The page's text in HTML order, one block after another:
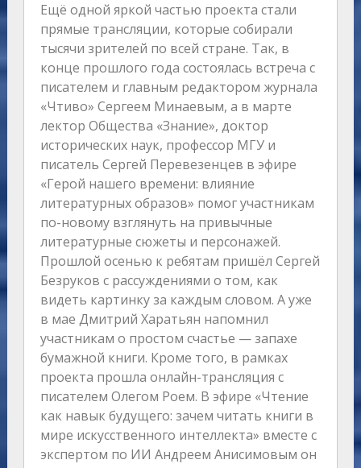
Ещё одной яркой частью проекта стали
прямые трансляции, которые собирали
тысячи зрителей по всей стране. Так, в
конце прошлого года состоялась встреча с
писателем и главным редактором журнала
«Чтиво» Сергеем Минаевым, а в марте
лектор Общества «Знание», доктор
исторических наук, профессор МГУ и
писатель Сергей Перевезенцев в эфире
«Герой нашего времени: влияние
литературных образов» помог участникам
по-новому взглянуть на привычные
литературные сюжеты и персонажей.
Прошлой осенью к ребятам пришёл Сергей
Безруков с рассуждениями о том, как
видеть картинку за каждым словом. А уже
в мае Дмитрий Харатьян напомнил
участникам о простом счастье — запахе
бумажной книги. Кроме того, в рамках
проекта прошла онлайн-трансляция с
писателем Олегом Роем. В эфире «Чтение
как навык будущего: зачем читать книги в
мире искусственного интеллекта» вместе с
экспертом по ИИ Андреем Анисимовым он